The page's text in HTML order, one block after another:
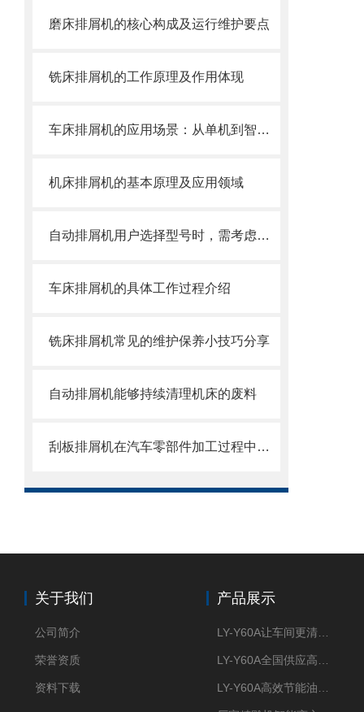
磨床排屑机的核心构成及运行维护要点
铣床排屑机的工作原理及作用体现
车床排屑机的应用场景：从单机到智能产线
机床排屑机的基本原理及应用领域
自动排屑机用户选择型号时，需考虑哪些事项？
车床排屑机的具体工作过程介绍
铣床排屑机常见的维护保养小技巧分享
自动排屑机能够持续清理机床的废料
刮板排屑机在汽车零部件加工过程中的作用
关于我们
公司简介
荣誉资质
资料下载
产品展示